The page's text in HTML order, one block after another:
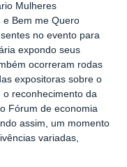
Mulheres
e Bem me Quero
no evento para
expondo seus
ocorreram rodas
expositoras sobre o
o reconhecimento da
Fórum de economia
assim, um momento
variadas,